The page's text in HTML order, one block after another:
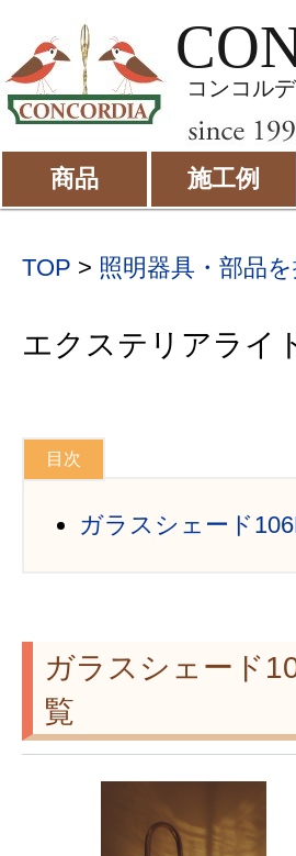
コンコル
商品 施工例
TOP > 照明器具・部品
エクステリアライ
ガラスシェード
ガラスシェード
覧